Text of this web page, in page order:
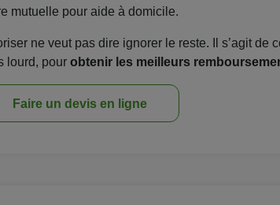
mutuelle pour aide à domicile.
ne veut pas dire ignorer le reste. Il s’agit
lourd, pour obtenir les meilleurs
Faire un devis en ligne